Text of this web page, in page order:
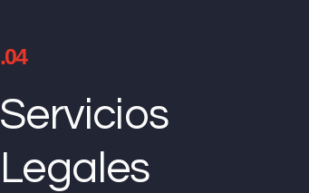
.04
Servicios
Legales